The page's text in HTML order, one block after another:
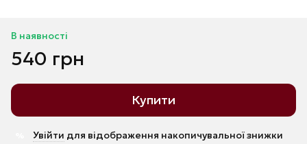
В наявності
540 грн
Купити
Увійти для відображення накопичувальної знижки